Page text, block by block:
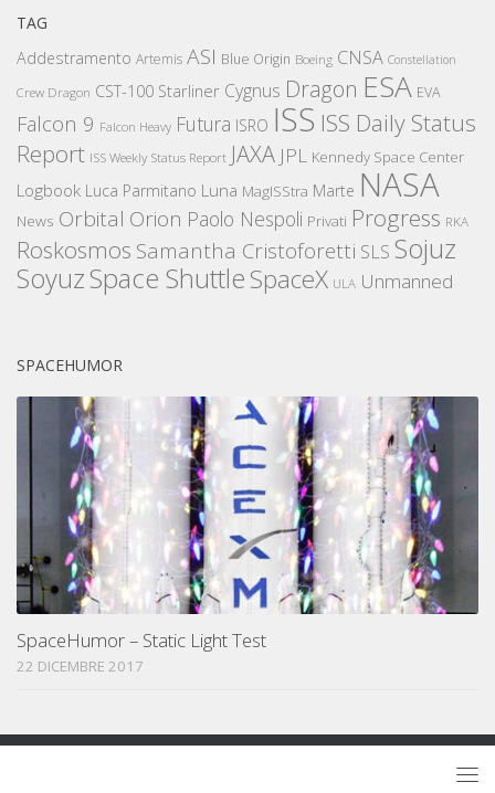
TAG
Addestramento Artemis ASI Blue Origin Boeing CNSA Constellation
Crew Dragon CST-100 Starliner Cygnus Dragon ESA EVA
Falcon 9 Falcon Heavy Futura ISRO ISS ISS Daily Status
Report ISS Weekly Status Report JAXA JPL Kennedy Space Center
Logbook Luca Parmitano Luna MagISStra Marte NASA
News Orbital Orion Paolo Nespoli Privati Progress RKA
Roskosmos Samantha Cristoforetti SLS Sojuz
SoyuzSpace ShuttleSpaceX ULA Unmanned
SPACEHUMOR
SpaceHumor – Static Light Test
22 DICEMBRE 2017